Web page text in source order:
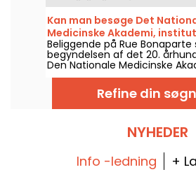
er åben for alle, forudsat at
fremmest kommer for at
eller for at følge forløbet nøje.
vi, hvad man skal vide.
Kan man besøge Det
Medicinske Akademi,
arrondissement i Paris?
Beliggende på Rue Bonaparte
begyndelsen af det 20.
Den Nationale Medicinske
offentlige myndigheder om
sundhedsspørgsmål i mere
århundreder. Den rummer et
mødelokale, et kulturarvslent
Refine din
NYHEDER
Info -ledning +